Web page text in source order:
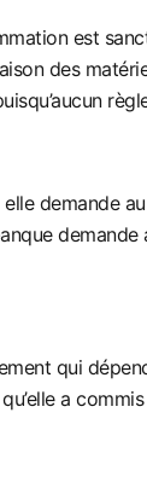
est
des
demande
qui
a